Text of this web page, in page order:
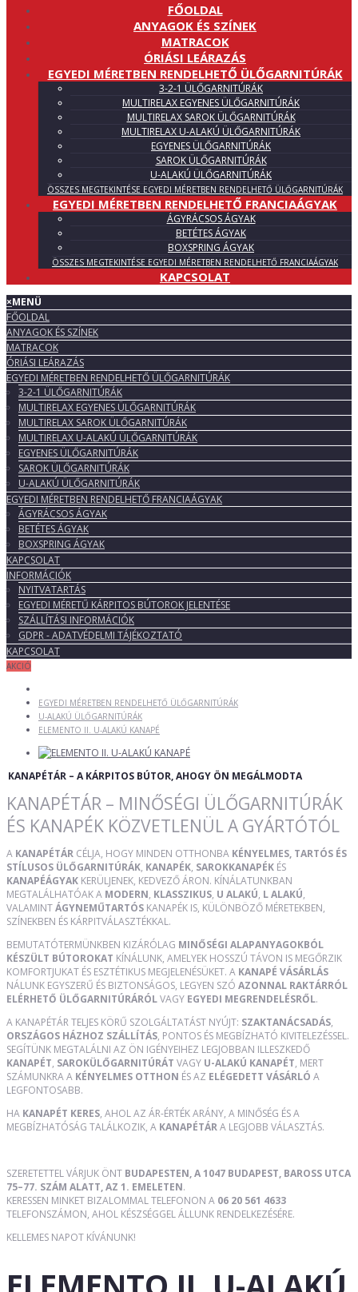
FŐOLDAL
ANYAGOK ÉS SZÍNEK
MATRACOK
ÓRIÁSI LEÁRAZÁS
EGYEDI MÉRETBEN RENDELHETŐ ÜLŐGARNITÚRÁK
3-2-1 ÜLŐGARNITÚRÁK
MULTIRELAX EGYENES ÜLŐGARNITÚRÁK
MULTIRELAX SAROK ÜLŐGARNITÚRÁK
MULTIRELAX U-ALAKÚ ÜLŐGARNITÚRÁK
EGYENES ÜLŐGARNITÚRÁK
SAROK ÜLŐGARNITÚRÁK
U-ALAKÚ ÜLŐGARNITÚRÁK
ÖSSZES MEGTEKINTÉSE EGYEDI MÉRETBEN RENDELHETŐ ÜLŐGARNITÚRÁK
EGYEDI MÉRETBEN RENDELHETŐ FRANCIAÁGYAK
ÁGYRÁCSOS ÁGYAK
BETÉTES ÁGYAK
BOXSPRING ÁGYAK
ÖSSZES MEGTEKINTÉSE EGYEDI MÉRETBEN RENDELHETŐ FRANCIAÁGYAK
KAPCSOLAT
×MENÜ
FŐOLDAL
ANYAGOK ÉS SZÍNEK
MATRACOK
ÓRIÁSI LEÁRAZÁS
EGYEDI MÉRETBEN RENDELHETŐ ÜLŐGARNITÚRÁK
3-2-1 ÜLŐGARNITÚRÁK
MULTIRELAX EGYENES ÜLŐGARNITÚRÁK
MULTIRELAX SAROK ÜLŐGARNITÚRÁK
MULTIRELAX U-ALAKÚ ÜLŐGARNITÚRÁK
EGYENES ÜLŐGARNITÚRÁK
SAROK ÜLŐGARNITÚRÁK
U-ALAKÚ ÜLŐGARNITÚRÁK
EGYEDI MÉRETBEN RENDELHETŐ FRANCIAÁGYAK
ÁGYRÁCSOS ÁGYAK
BETÉTES ÁGYAK
BOXSPRING ÁGYAK
KAPCSOLAT
INFORMÁCIÓK
NYITVATARTÁS
EGYEDI MÉRETŰ KÁRPITOS BÚTOROK JELENTÉSE
SZÁLLÍTÁSI INFORMÁCIÓK
GDPR - ADATVÉDELMI TÁJÉKOZTATÓ
KAPCSOLAT
AKCIÓ
EGYEDI MÉRETBEN RENDELHETŐ ÜLŐGARNITÚRÁK
U-ALAKÚ ÜLŐGARNITÚRÁK
ELEMENTO II. U-ALAKÚ KANAPÉ
KANAPÉTÁR – A KÁRPITOS BÚTOR, AHOGY ÖN MEGÁLMODTA
KANAPÉTÁR – MINŐSÉGI ÜLŐGARNITÚRÁK
ÉS KANAPÉK KÖZVETLENÜL A GYÁRTÓTÓL
A KANAPÉTÁR CÉLJA, HOGY MINDEN OTTHONBA KÉNYELMES, TARTÓS ÉS
STÍLUSOS ÜLŐGARNITÚRÁK, KANAPÉK, SAROKKANAPÉK ÉS
KANAPÉÁGYAK KERÜLJENEK, KEDVEZŐ ÁRON. KÍNÁLATUNKBAN
MEGTALÁLHATÓAK A MODERN, KLASSZIKUS, U ALAKÚ, L ALAKÚ,
VALAMINTÁGYNEMŰTARTÓS KANAPÉK IS, KÜLÖNBÖZŐ MÉRETEKBEN,
SZÍNEKBEN ÉS KÁRPITVÁLASZTÉKKAL.
BEMUTATÓTERMÜNKBEN KIZÁRÓLAG MINŐSÉGI ALAPANYAGOKBÓL
KÉSZÜLT BÚTOROKAT KÍNÁLUNK, AMELYEK HOSSZÚ TÁVON IS MEGŐRZIK
KOMFORTJUKAT ÉS ESZTÉTIKUS MEGJELENÉSÜKET. A KANAPÉ VÁSÁRLÁS
NÁLUNK EGYSZERŰ ÉS BIZTONSÁGOS, LEGYEN SZÓ AZONNAL RAKTÁRRÓL
ELÉRHETŐ ÜLŐGARNITÚRÁRÓLVAGY EGYEDI MEGRENDELÉSRŐL.
A KANAPÉTÁR TELJES KÖRŰ SZOLGÁLTATÁST NYÚJT: SZAKTANÁCSADÁS,
ORSZÁGOS HÁZHOZ SZÁLLÍTÁS, PONTOS ÉS MEGBÍZHATÓ KIVITELEZÉSSEL.
SEGÍTÜNK MEGTALÁLNI AZ ÖN IGÉNYEIHEZ LEGJOBBAN ILLESZKEDŐ
KANAPÉT, SAROKÜLŐGARNITÚRÁT VAGY U-ALAKÚ KANAPÉT, MERT
SZÁMUNKRA A KÉNYELMES OTTHON ÉS AZ ELÉGEDETT VÁSÁRLÓ A
LEGFONTOSABB.
HA KANAPÉT KERES, AHOL AZ ÁR-ÉRTÉK ARÁNY, A MINŐSÉG ÉS A
MEGBÍZHATÓSÁG TALÁLKOZIK, A KANAPÉTÁRA LEGJOBB VÁLASZTÁS.
SZERETETTEL VÁRJUK ÖNT BUDAPESTEN, A 1047 BUDAPEST, BAROSS UTCA
75–77. SZÁM ALATT, AZ 1. EMELETEN.
KERESSEN MINKET BIZALOMMAL TELEFONON A 06 20 561 4633
TELEFONSZÁMON, AHOL KÉSZSÉGGEL ÁLLUNK RENDELKEZÉSÉRE.
KELLEMES NAPOT KÍVÁNUNK!